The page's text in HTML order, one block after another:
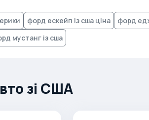
форд ескейп із сша ціна форд
мустанг із сша
зі США